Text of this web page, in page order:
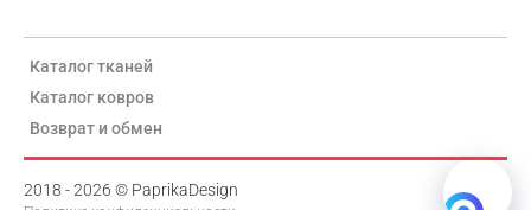
Каталог тканей
Каталог ковров
Возврат и обмен
2018 - 2026 © PaprikaDesign